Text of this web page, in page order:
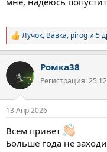
Р
е
к
и
Лучок, Вавка, pirog и 5
Ромка38
Регистрация:
13 Апр 2026
Всем привет
Больше года не